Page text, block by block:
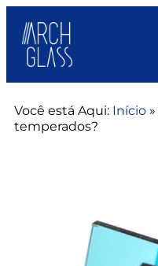
Você está Aqui: Início »
temperados?